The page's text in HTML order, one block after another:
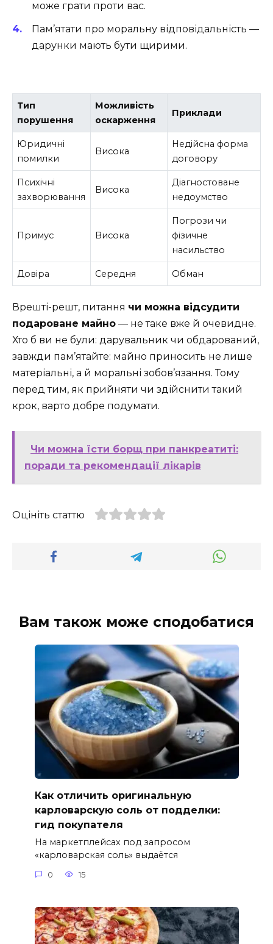
може грати проти вас.
Пам’ятати про моральну відповідальність —
дарунки мають бути щирими.
Тип
порушення
Можливість
оскарження
Приклади
Юридичні
помилки
Висока
Недійсна форма
договору
Психічні
захворювання
Висока
Діагностоване
недоумство
Примус Висока
Погрози чи
фізичне
насильство
Довіра Середня Обман
Врешті-решт, питання чи можна відсудити
подароване майно — не таке вже й очевидне.
Хто б ви не були: дарувальник чи обдарований,
завжди пам’ятайте: майно приносить не лише
матеріальні, а й моральні зобов’язання. Тому
перед тим, як прийняти чи здійснити такий
крок, варто добре подумати.
Чи можна їсти борщ при панкреатиті:
поради та рекомендації лікарів
Оцініть статтю
Вам також може сподобатися
Как отличить оригинальную
карловарскую соль от подделки:
гид покупателя
На маркетплейсах под запросом
«карловарская соль» выдаётся
0 15